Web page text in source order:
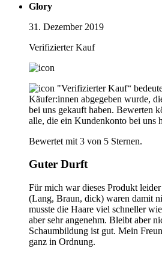
Glory
31. Dezember 2019
Verifizierter Kauf
"Verifizierter Kauf“
Käufer:innen abgegeben wurde,
bei uns gekauft haben. Bewerten
alle, die ein Kundenkonto bei uns
Bewertet mit 3 von 5 Sternen.
Guter Durft
Für mich war dieses Produkt
(Lang, Braun, dick) waren damit
musste die Haare viel schneller
aber sehr angenehm. Bleibt aber
Schaumbildung ist gut. Mein
ganz in Ordnung.